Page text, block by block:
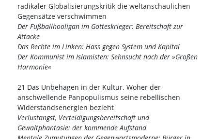
radikaler Globalisierungskritik die weltanschaulichen
Gegensätze verschwimmen
Der Fußballhooligan im Gotteskrieger: Bereitschaft zur
Attacke
Das Rechte im Linken: Hass gegen System und Kapital
Der Kommunist im Islamisten: Sehnsucht nach der »Großen
Harmonie«
21 Das Unbehagen in der Kultur. Woher der
anschwellende Panpopulismus seine rebellischen
Widerstandsenergien bezieht
Verlustangst, Verteidigungsbereitschaft und
Gewaltphantasie: der kommende Aufstand